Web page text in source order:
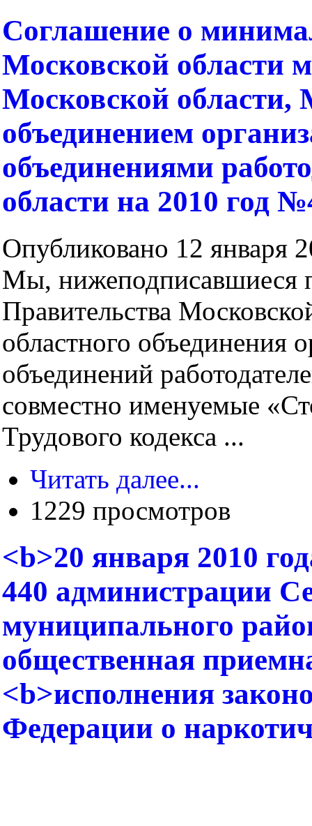
Соглашение о
Московской области
Московской
объединением
объединениями
области на 2010 год
Опубликовано 12 января
Мы, нижеподписавшиеся
Правительства
областного объединения
объединений
совместно именуемые
Трудового кодекса ...
Читать далее...
1229 просмотров
<b>20 января 2010
440 администрации
муниципального
общественная
<b>исполнения
Федерации о